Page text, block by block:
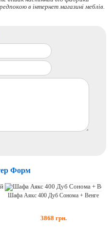
в інтернет магазині меблів.
Форм
Шафа Аякс 400 Дуб Сонома + Венге
3868 грн.